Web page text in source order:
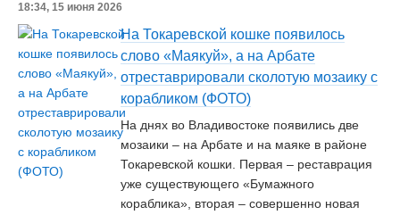
18:34, 15 июня 2026
На Токаревской кошке появилось
слово «Маякуй», а на Арбате
отреставрировали сколотую мозаику с
корабликом (ФОТО)
На днях во Владивостоке появились две
мозаики – на Арбате и на маяке в районе
Токаревской кошки. Первая – реставрация
уже существующего «Бумажного
кораблика», вторая – совершенно новая